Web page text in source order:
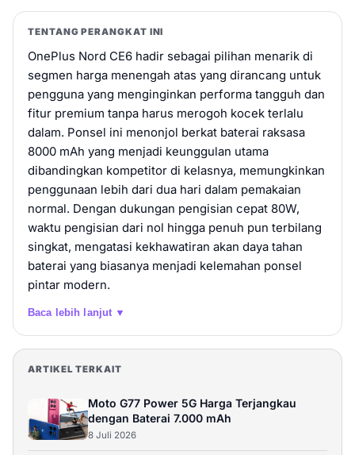
TENTANG PERANGKAT INI
OnePlus Nord CE6 hadir sebagai pilihan menarik di
segmen harga menengah atas yang dirancang untuk
pengguna yang menginginkan performa tangguh dan
fitur premium tanpa harus merogoh kocek terlalu
dalam. Ponsel ini menonjol berkat baterai raksasa
8000 mAh yang menjadi keunggulan utama
dibandingkan kompetitor di kelasnya, memungkinkan
penggunaan lebih dari dua hari dalam pemakaian
normal. Dengan dukungan pengisian cepat 80W,
waktu pengisian dari nol hingga penuh pun terbilang
singkat, mengatasi kekhawatiran akan daya tahan
baterai yang biasanya menjadi kelemahan ponsel
pintar modern.
Baca lebih lanjut ▼
ARTIKEL TERKAIT
Moto G77 Power 5G Harga Terjangkau
dengan Baterai 7.000 mAh
8 Juli 2026